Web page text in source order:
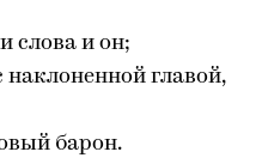
слова и он;
главой,
барон.